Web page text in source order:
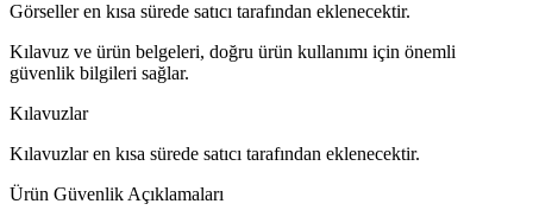
Görseller en kısa sürede satıcı tarafından eklenecektir.
Kılavuz ve ürün belgeleri, doğru ürün kullanımı için önemli
güvenlik bilgileri sağlar.
Kılavuzlar
Kılavuzlar en kısa sürede satıcı tarafından eklenecektir.
Ürün Güvenlik Açıklamaları